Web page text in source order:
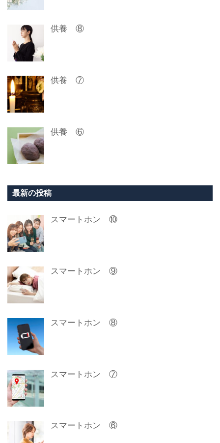
供養 ⑧
供養 ⑦
供養 ⑥
最新の投稿
スマートホン ⑩
スマートホン ⑨
スマートホン ⑧
スマートホン ⑦
スマートホン ⑥